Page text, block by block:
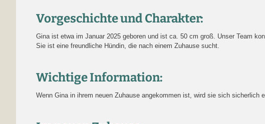
Vorgeschichte und Charakter:
Gina ist etwa im Januar 2025 geboren und ist ca. 50 cm groß. Unser Team
Sie ist eine freundliche Hündin, die nach einem Zuhause sucht.
Wichtige Information:
Wenn Gina in ihrem neuen Zuhause angekommen ist, wird sie sich